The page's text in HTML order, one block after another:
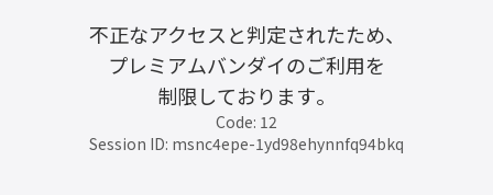
不正なアクセスと判定されたため、
プレミアムバンダイのご利用を
制限しております。
Code: 12
Session ID: msnc4epe-1yd98ehynnfq94bkq